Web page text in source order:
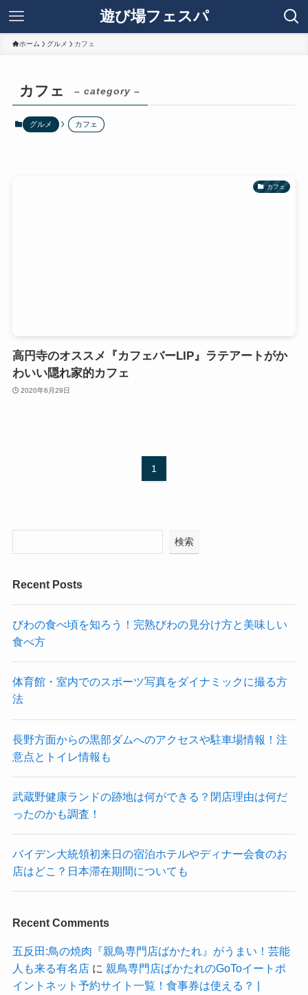
遊び場フェスパ
ホーム グルメ カフェ
カフェ – category –
グルメ カフェ
カフェ
高円寺のオススメ『カフェバーLIP』ラテアートがか
わいい隠れ家的カフェ
2020年6月29日
1
検索
Recent Posts
びわの食べ頃を知ろう！完熟びわの見分け方と美味しい
食べ方
体育館・室内でのスポーツ写真をダイナミックに撮る方
法
長野方面からの黒部ダムへのアクセスや駐車場情報！注
意点とトイレ情報も
武蔵野健康ランドの跡地は何ができる？閉店理由は何だ
ったのかも調査！
バイデン大統領初来日の宿泊ホテルやディナー会食のお
店はどこ？日本滞在期間についても
Recent Comments
五反田:鳥の焼肉『親鳥専門店ばかたれ』がうまい！芸能
人も来る有名店に 親鳥専門店ばかたれのGoToイートポ
イントネット予約サイト一覧！食事券は使える？ |